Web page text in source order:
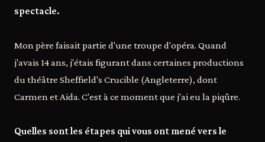
spectacle.
Mon père faisait partie d'une troupe d'opéra. Quand
j'avais 14 ans, j'étais figurant dans certaines productions
du théâtre Sheffield's Crucible (Angleterre), dont
Carmen et Aida. C'est à ce moment que j'ai eu la piqûre.
Quelles sont les étapes qui vous ont mené vers le